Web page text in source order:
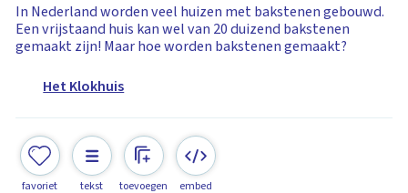
In Nederland worden veel huizen met bakstenen gebouwd.
Een vrijstaand huis kan wel van 20 duizend bakstenen
gemaakt zijn! Maar hoe worden bakstenen gemaakt?
Het Klokhuis
favoriet tekst toevoegen embed